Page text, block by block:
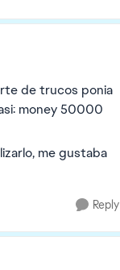
de trucos ponia
money 50000
me gustaba
Reply